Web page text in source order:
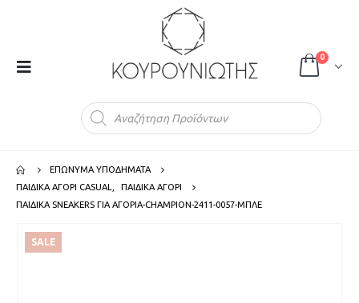
0
ΕΠΩΝΥΜΑ ΥΠΟΔΗΜΑΤΑ
ΠΑΙΔΙΚΑ ΑΓΟΡΙ CASUAL
ΠΑΙΔΙΚΑ ΑΓΟΡΙ
ΠΑΙΔΙΚΑ SNEAKERS ΓΙΑ ΑΓΟΡΙΑ-CHAMPION-2411-0057-ΜΠΛΕ
SALE